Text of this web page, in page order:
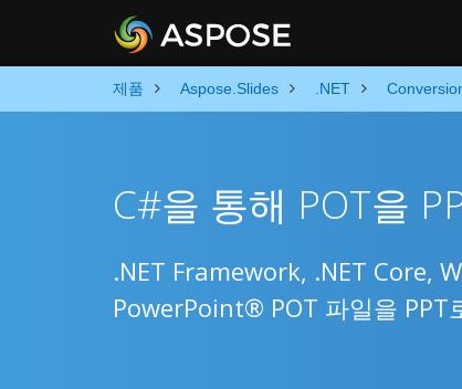
제품 Aspose.Slides .NET
C#을 통해 POT을
.NET Framework, .NET Core,
PowerPoint® POT 파일을 PPT